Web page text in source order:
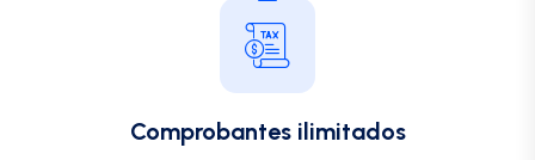
Comprobantes ilimitados